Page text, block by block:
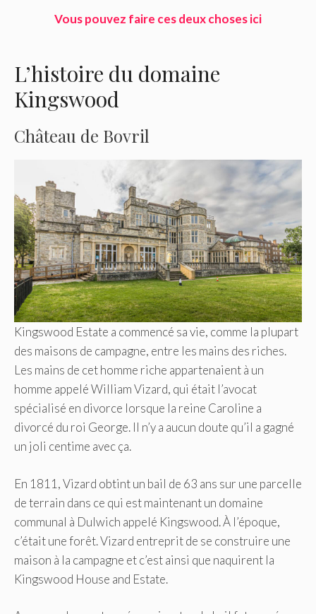
Vous pouvez faire ces deux choses ici
L’histoire du domaine
Kingswood
Château de Bovril
Kingswood Estate a commencé sa vie, comme la plupart
des maisons de campagne, entre les mains des riches.
Les mains de cet homme riche appartenaient à un
homme appelé William Vizard, qui était l’avocat
spécialisé en divorce lorsque la reine Caroline a
divorcé du roi George. Il n’y a aucun doute qu’il a gagné
un joli centime avec ça.
En 1811, Vizard obtint un bail de 63 ans sur une parcelle
de terrain dans ce qui est maintenant un domaine
communal à Dulwich appelé Kingswood. À l’époque,
c’était une forêt. Vizard entreprit de se construire une
maison à la campagne et c’est ainsi que naquirent la
Kingswood House and Estate.